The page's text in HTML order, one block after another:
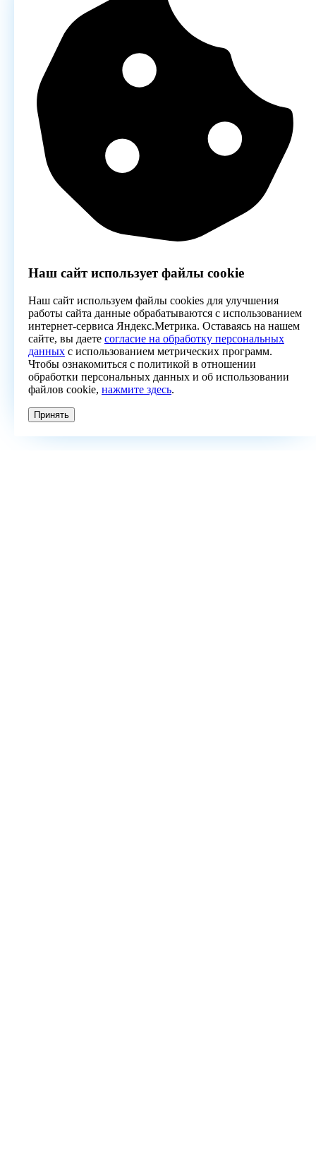
Наш сайт использует файлы cookie
Наш сайт используем файлы cookies для улучшения
работы сайта данные обрабатываются с использованием
интернет-сервиса Яндекс.Метрика. Оставаясь на нашем
сайте, вы даете согласие на обработку персональных
данных с использованием метрических программ.
Чтобы ознакомиться с политикой в отношении
обработки персональных данных и об использовании
файлов cookie, нажмите здесь.
Принять